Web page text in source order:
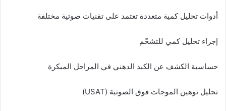
أدوات تحليل كمية متعددة تعتمد على تقنيات صوتية مختلفة
إجراء تحليل كمي للتشحّم
حساسية الكشف عن الكبد الدهني في المراحل المبكرة
تحليل توهين الموجات فوق الصوتية (USAT)